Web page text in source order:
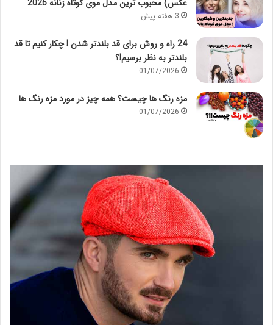
عکس) محبوب ترین مدل موی کوتاه زنانه 2026
3 هفته پیش
24 راه و روش برای قد بلندتر شدن ! چکار کنیم تا قد
بلندتر به نظر برسیم!؟
01/07/2026
مزه رنگ ها چیست؟ همه چیز در مورد مزه رنگ ها
01/07/2026